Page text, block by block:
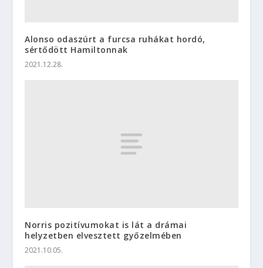
Alonso odaszúrt a furcsa ruhákat hordó,
sértődött Hamiltonnak
2021.12.28.
Norris pozitívumokat is lát a drámai
helyzetben elvesztett győzelmében
2021.10.05.